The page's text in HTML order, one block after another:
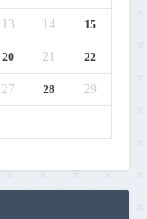
13 14 15
20 21 22
27 28 29